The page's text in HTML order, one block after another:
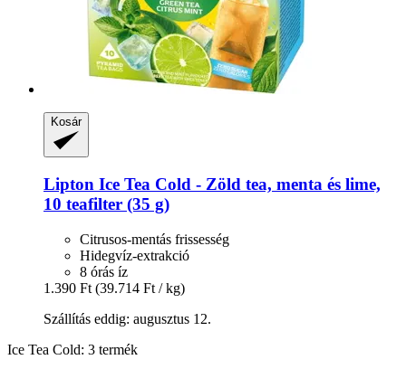
Kosár
Lipton Ice Tea Cold -​ Zöld tea, menta és lime,
10 teafilter (35 g)
Citrusos-mentás frissesség
Hidegvíz-extrakció
8 órás íz
1.390 Ft (39.714 Ft / kg)
Szállítás eddig: augusztus 12.
Ice Tea Cold: 3 termék